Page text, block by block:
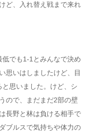
ど、入れ替え戦まで来れ
でも1-1とみんなで決め
思いはしましたけど、目
思いました。けど、シ
ので、まだまだ2部の壁
長野と林は負ける相手で
ブルスで気持ちや体力の